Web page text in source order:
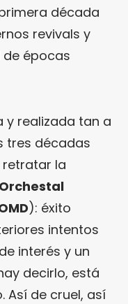
década
revivals y
épocas
y realizada tan a
tres décadas
la
Orchestal
): éxito
intentos
interés y un
decirlo, está
Así de cruel, así